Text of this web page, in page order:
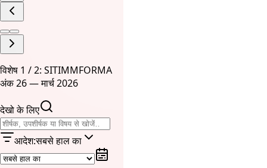
विशेष 1 / 2: SITIMMFORMA
अंक 26 — मार्च 2026
देखो के लिए
आदेश:सबसे हाल का